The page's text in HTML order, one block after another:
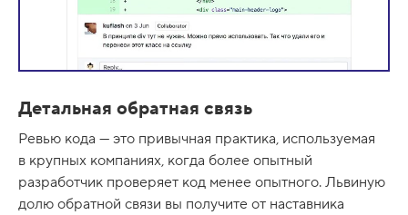
Детальная обратная связь
Ревью кода — это привычная практика, используемая
в крупных компаниях, когда более опытный
разработчик проверяет код менее опытного. Львиную
долю обратной связи вы получите от наставника